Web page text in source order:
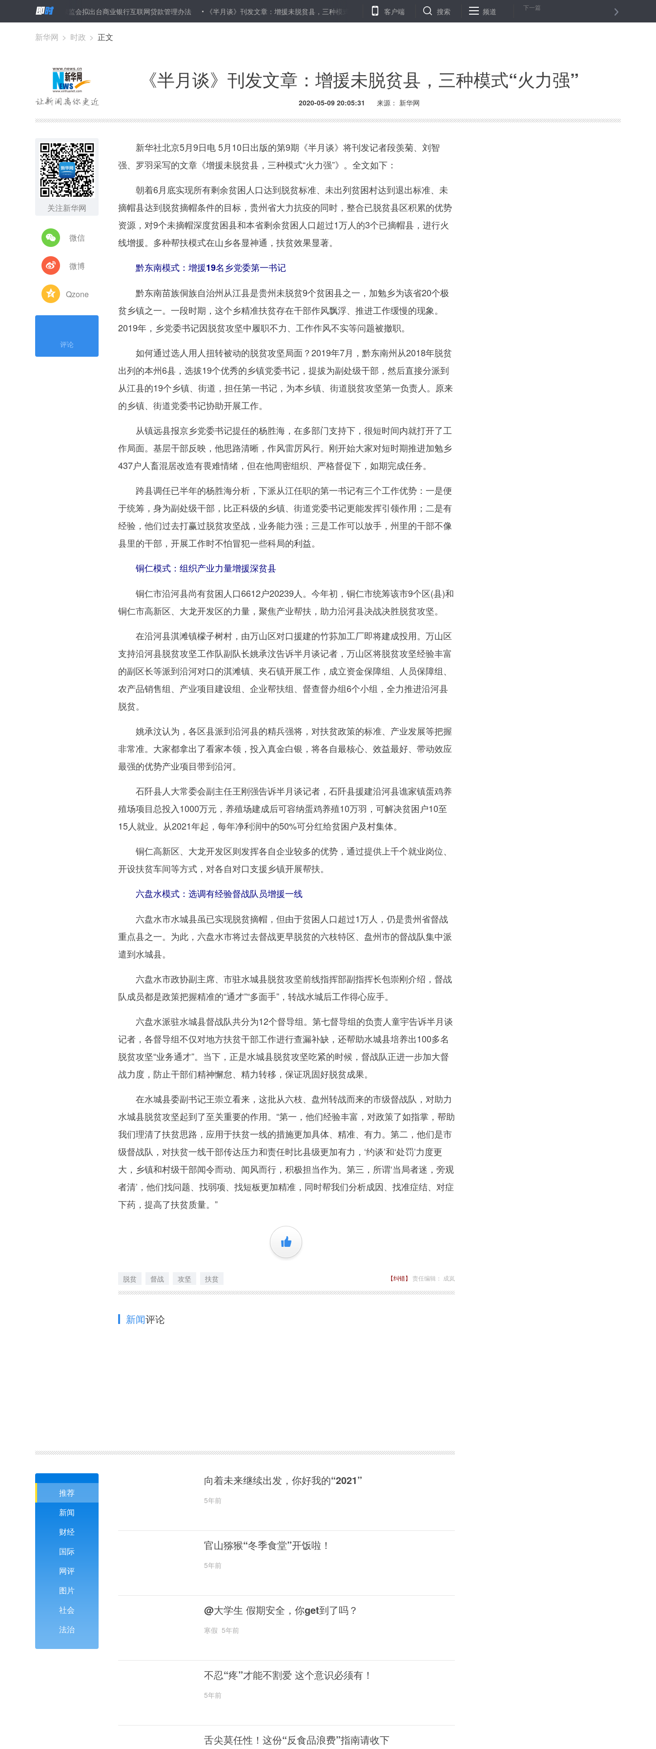
银保监会拟出台商业银行互联网贷款管理办法 《半月谈》刊发文章：增援未脱贫县，三种模式“火力强” 补短板 促就业 稳增收——贵州向脱贫“硬骨头”发起总攻 云南出台18条措施支持文旅产业转型
客户端 搜索 频道 下一篇
新华网 > 时政 > 正文
《半月谈》刊发文章：增援未脱贫县，三种模式“火力强”
2020-05-09 20:05:31 来源： 新华网
关注新华网
微信
微博
Qzone
评论
新华社北京5月9日电 5月10日出版的第9期《半月谈》将刊发记者段羡菊、刘智
强、罗羽采写的文章《增援未脱贫县，三种模式“火力强”》。全文如下：
朝着6月底实现所有剩余贫困人口达到脱贫标准、未出列贫困村达到退出标准、未
摘帽县达到脱贫摘帽条件的目标，贵州省大力抗疫的同时，整合已脱贫县区积累的优势
资源，对9个未摘帽深度贫困县和本省剩余贫困人口超过1万人的3个已摘帽县，进行火
线增援。多种帮扶模式在山乡各显神通，扶贫效果显著。
黔东南模式：增援19名乡党委第一书记
黔东南苗族侗族自治州从江县是贵州未脱贫9个贫困县之一，加勉乡为该省20个极
贫乡镇之一。一段时期，这个乡精准扶贫存在干部作风飘浮、推进工作缓慢的现象。
2019年，乡党委书记因脱贫攻坚中履职不力、工作作风不实等问题被撤职。
如何通过选人用人扭转被动的脱贫攻坚局面？2019年7月，黔东南州从2018年脱贫
出列的本州6县，选拔19个优秀的乡镇党委书记，提拔为副处级干部，然后直接分派到
从江县的19个乡镇、街道，担任第一书记，为本乡镇、街道脱贫攻坚第一负责人。原来
的乡镇、街道党委书记协助开展工作。
从镇远县报京乡党委书记提任的杨胜海，在多部门支持下，很短时间内就打开了工
作局面。基层干部反映，他思路清晰，作风雷厉风行。刚开始大家对短时期推进加勉乡
437户人畜混居改造有畏难情绪，但在他周密组织、严格督促下，如期完成任务。
跨县调任已半年的杨胜海分析，下派从江任职的第一书记有三个工作优势：一是便
于统筹，身为副处级干部，比正科级的乡镇、街道党委书记更能发挥引领作用；二是有
经验，他们过去打赢过脱贫攻坚战，业务能力强；三是工作可以放手，州里的干部不像
县里的干部，开展工作时不怕冒犯一些科局的利益。
铜仁模式：组织产业力量增援深贫县
铜仁市沿河县尚有贫困人口6612户20239人。今年初，铜仁市统筹该市9个区(县)和
铜仁市高新区、大龙开发区的力量，聚焦产业帮扶，助力沿河县决战决胜脱贫攻坚。
在沿河县淇滩镇檬子树村，由万山区对口援建的竹荪加工厂即将建成投用。万山区
支持沿河县脱贫攻坚工作队副队长姚承汶告诉半月谈记者，万山区将脱贫攻坚经验丰富
的副区长等派到沿河对口的淇滩镇、夹石镇开展工作，成立资金保障组、人员保障组、
农产品销售组、产业项目建设组、企业帮扶组、督查督办组6个小组，全力推进沿河县
脱贫。
姚承汶认为，各区县派到沿河县的精兵强将，对扶贫政策的标准、产业发展等把握
非常准。大家都拿出了看家本领，投入真金白银，将各自最核心、效益最好、带动效应
最强的优势产业项目带到沿河。
石阡县人大常委会副主任王刚强告诉半月谈记者，石阡县援建沿河县谯家镇蛋鸡养
殖场项目总投入1000万元，养殖场建成后可容纳蛋鸡养殖10万羽，可解决贫困户10至
15人就业。从2021年起，每年净利润中的50%可分红给贫困户及村集体。
铜仁高新区、大龙开发区则发挥各自企业较多的优势，通过提供上千个就业岗位、
开设扶贫车间等方式，对各自对口支援乡镇开展帮扶。
六盘水模式：选调有经验督战队员增援一线
六盘水市水城县虽已实现脱贫摘帽，但由于贫困人口超过1万人，仍是贵州省督战
重点县之一。为此，六盘水市将过去督战更早脱贫的六枝特区、盘州市的督战队集中派
遣到水城县。
六盘水市政协副主席、市驻水城县脱贫攻坚前线指挥部副指挥长包崇刚介绍，督战
队成员都是政策把握精准的“通才”“多面手”，转战水城后工作得心应手。
六盘水派驻水城县督战队共分为12个督导组。第七督导组的负责人童宇告诉半月谈
记者，各督导组不仅对地方扶贫干部工作进行查漏补缺，还帮助水城县培养出100多名
脱贫攻坚“业务通才”。当下，正是水城县脱贫攻坚吃紧的时候，督战队正进一步加大督
战力度，防止干部们精神懈怠、精力转移，保证巩固好脱贫成果。
在水城县委副书记王崇立看来，这批从六枝、盘州转战而来的市级督战队，对助力
水城县脱贫攻坚起到了至关重要的作用。“第一，他们经验丰富，对政策了如指掌，帮助
我们理清了扶贫思路，应用于扶贫一线的措施更加具体、精准、有力。第二，他们是市
级督战队，对扶贫一线干部传达压力和责任时比县级更加有力，‘约谈’和‘处罚’力度更
大，乡镇和村级干部闻令而动、闻风而行，积极担当作为。第三，所谓‘当局者迷，旁观
者清’，他们找问题、找弱项、找短板更加精准，同时帮我们分析成因、找准症结、对症
下药，提高了扶贫质量。”
+1
脱贫 督战 攻坚 扶贫 【纠错】 责任编辑： 成岚
新闻评论
推荐
新闻
财经
国际
网评
图片
社会
法治
向着未来继续出发，你好我的“2021”
5年前
官山猕猴“冬季食堂”开饭啦！
5年前
@大学生 假期安全，你get到了吗？
寒假 5年前
不忍“疼”才能不割爱 这个意识必须有！
5年前
舌尖莫任性！这份“反食品浪费”指南请收下